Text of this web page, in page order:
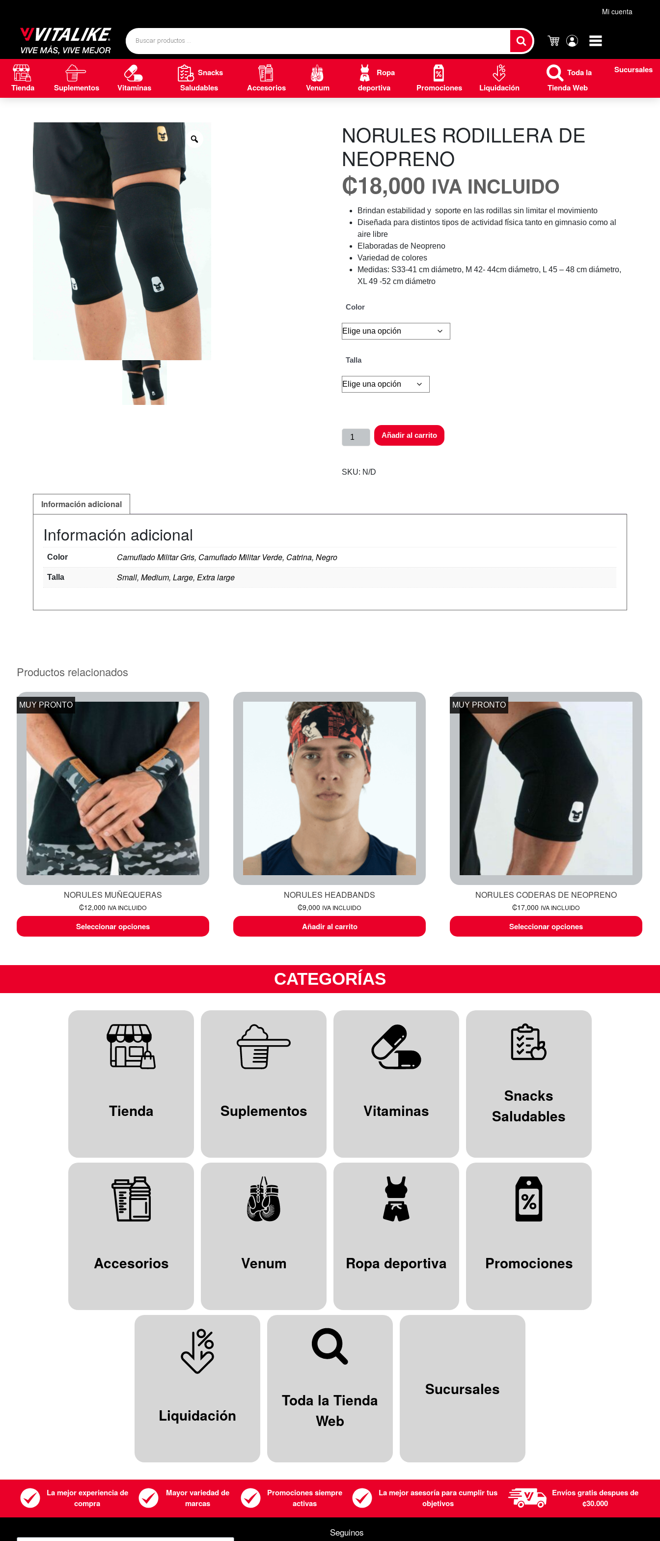
Mi cuenta
Carrito
cuenta
Tienda Suplementos Vitaminas
Snacks
Saludables
Accesorios Venum
Ropa
deportiva
Promociones Liquidación
Toda la
Tienda Web
Sucursales
NORULES RODILLERA DE
NEOPRENO
₡18,000 IVA INCLUIDO
Brindan estabilidad y soporte en las rodillas sin limitar el movimiento
Diseñada para distintos tipos de actividad física tanto en gimnasio como al
aire libre
Elaboradas de Neopreno
Variedad de colores
Medidas: S33-41 cm diámetro, M42- 44cm diámetro, L45 – 48 cm diámetro,
XL49 -52 cm diámetro
Color
Talla
Añadir al carrito
SKU: N/D
Información adicional
Información adicional
Color Camuflado Militar Gris, Camuflado Militar Verde, Catrina, Negro
Talla Small, Medium, Large, Extra large
Productos relacionados
MUY PRONTO
NORULES MUÑEQUERAS
₡12,000 IVA INCLUIDO
Seleccionar opciones
NORULES HEADBANDS
₡9,000 IVA INCLUIDO
Añadir al carrito
MUY PRONTO
NORULES CODERAS DE NEOPRENO
₡17,000 IVA INCLUIDO
Seleccionar opciones
CATEGORÍAS
Tienda Suplementos Vitaminas
Snacks
Saludables
Accesorios Venum Ropa deportiva Promociones
Liquidación
Toda la Tienda
Web
Sucursales
La mejor experiencia de
compra
Mayor variedad de
marcas
Promociones siempre
activas
La mejor asesoría para cumplir tus
objetivos
Envíos gratis despues de
¢30.000
Seguinos